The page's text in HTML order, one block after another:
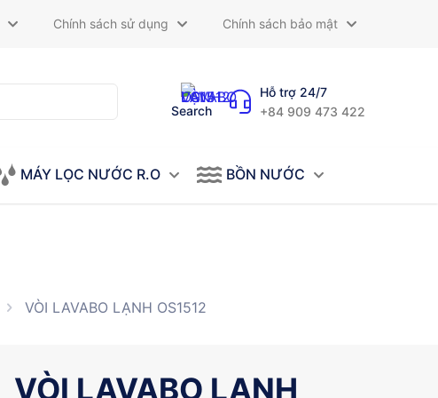
Chính sách sử dụng Chính sách bảo mật
Search
Hỗ trợ 24/7
+84 909 473 422
MÁY LỌC NƯỚC R.O BỒN NƯỚC
VÒI LAVABO LẠNH OS1512
VÒI LAVABO LẠNH